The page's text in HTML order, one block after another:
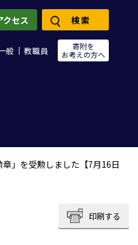
般 教職員
寄附を
お考えの方へ
クセス 検索
」を受勲しました【7月16日
印刷する